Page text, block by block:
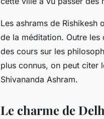
Les ashrams de
de la méditation. Outre
des cours sur les
plus connus, on peut citer
Shivananda Ashram.
Le charme de